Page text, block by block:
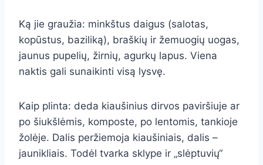
Ką jie graužia: minkštus daigus (salotas,
kopūstus, baziliką), braškių ir žemuogių uogas,
jaunus pupelių, žirnių, agurkų lapus. Viena
naktis gali sunaikinti visą lysvę.
Kaip plinta: deda kiaušinius dirvos paviršiuje ar
po šiukšlėmis, komposte, po lentomis, tankioje
žolėje. Dalis peržiemoja kiaušiniais, dalis –
jaunikliais. Todėl tvarka sklype ir „slėptuvių“